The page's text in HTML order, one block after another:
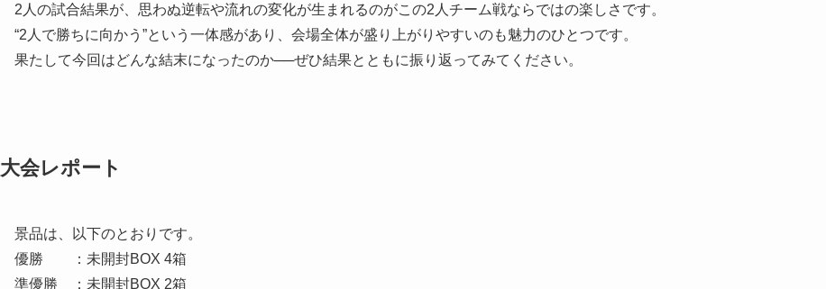
2人の試合結果が、思わぬ逆転や流れの変化が生まれるのがこの2人チーム戦ならではの楽しさです。
“2人で勝ちに向かう”という一体感があり、会場全体が盛り上がりやすいのも魅力のひとつです。
果たして今回はどんな結末になったのか──ぜひ結果とともに振り返ってみてください。
大会レポート
景品は、以下のとおりです。
優勝 ：未開封BOX 4箱
準優勝 ：未開封BOX 2箱